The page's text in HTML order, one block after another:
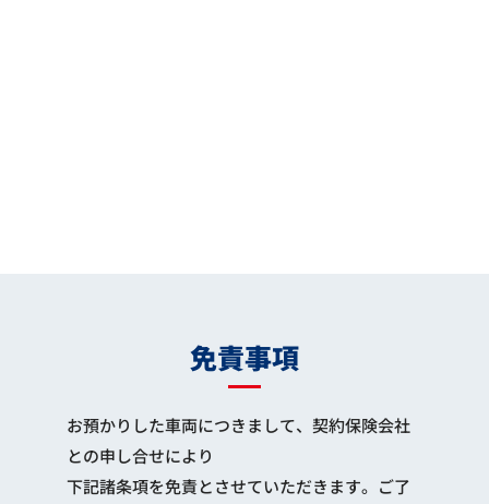
免責事項
お預かりした車両につきまして、契約保険会社
との申し合せにより
下記諸条項を免責とさせていただきます。ご了